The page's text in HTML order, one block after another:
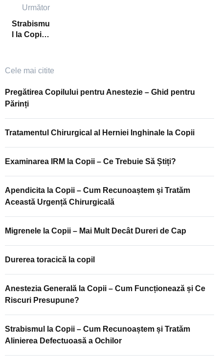
Următor
Strabismu
l la Copii –
tem și
Alinierea
Defectuoa
Ochilor
Cele mai citite
Pregătirea Copilului pentru Anestezie – Ghid pentru
Părinți
Tratamentul Chirurgical al Herniei Inghinale la Copii
Examinarea IRM la Copii – Ce Trebuie Să Știți?
Apendicita la Copii – Cum Recunoaștem și Tratăm
Această Urgență Chirurgicală
Migrenele la Copii – Mai Mult Decât Dureri de Cap
Durerea toracică la copil
Anestezia Generală la Copii – Cum Funcționează și Ce
Riscuri Presupune?
Strabismul la Copii – Cum Recunoaștem și Tratăm
Alinierea Defectuoasă a Ochilor